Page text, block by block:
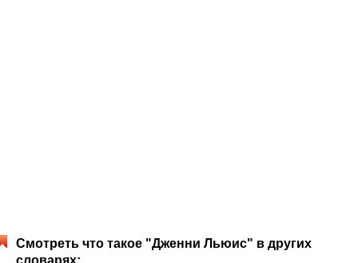
Смотреть что такое "Дженни Льюис" в других
словарях: